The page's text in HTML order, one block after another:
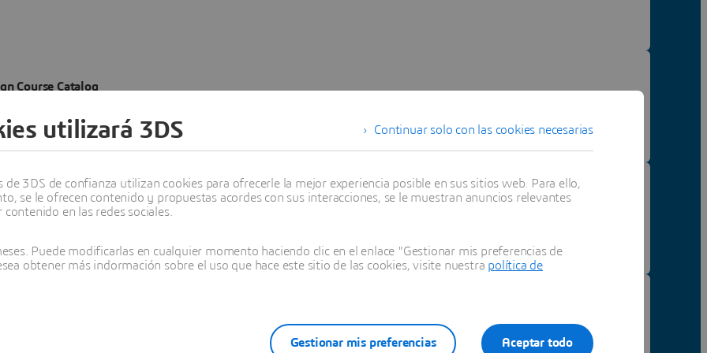
Course Catalog
Continuar solo con las cookies necesarias
utilizará 3DS
de 3DS de confianza utilizan cookies para ofrecerle la mejor experiencia posible en sus sitios web. Para ello,
se le ofrecen contenido y propuestas acordes con sus interacciones, se le muestran anuncios relevantes
en las redes sociales.
Puede modificarlas en cualquier momento haciendo clic en el enlace "Gestionar mis preferencias de
obtener más indormación sobre el uso que hace este sitio de las cookies, visite nuestra política de
Aceptar todo
Gestionar mis preferencias